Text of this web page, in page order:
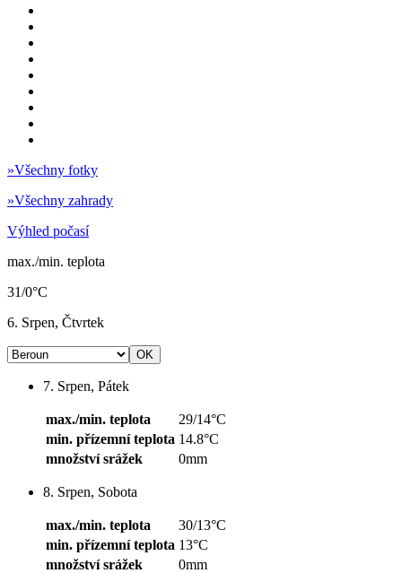
»Všechny fotky
»Všechny zahrady
Výhled počasí
max./min. teplota
31/0°C
6. Srpen, Čtvrtek
7. Srpen, Pátek
max./min. teplota
29/14°C
min. přízemní teplota 14.8°C
množství srážek
0mm
8. Srpen, Sobota
max./min. teplota
30/13°C
min. přízemní teplota 13°C
množství srážek
0mm